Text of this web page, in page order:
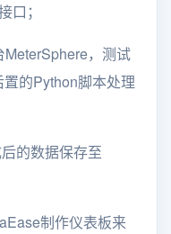
口；
，测试
的Python脚本处理
的数据保存至
制作仪表板来